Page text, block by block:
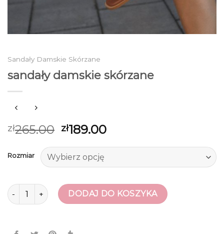
Sandały Damskie Skórzane
sandały damskie skórzane
zł265.00 zł189.00
Rozmiar
ilość sandały damskie skórzane
DODAJ DO KOSZYKA